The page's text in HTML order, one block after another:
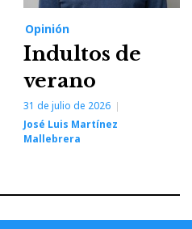
Opinión
Indultos de
verano
31 de julio de 2026
José Luis Martínez
Mallebrera